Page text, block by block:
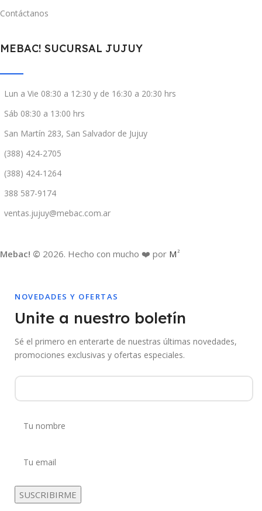
Contáctanos
MEBAC! SUCURSAL JUJUY
Lun a Vie 08:30 a 12:30 y de 16:30 a 20:30 hrs
Sáb 08:30 a 13:00 hrs
San Martín 283, San Salvador de Jujuy
(388) 424-2705
(388) 424-1264
388 587-9174
ventas.jujuy@mebac.com.ar
Mebac! © 2026. Hecho con mucho ❤️ por M 2
NOVEDADES Y OFERTAS
Unite a nuestro boletín
Sé el primero en enterarte de nuestras últimas novedades,
promociones exclusivas y ofertas especiales.